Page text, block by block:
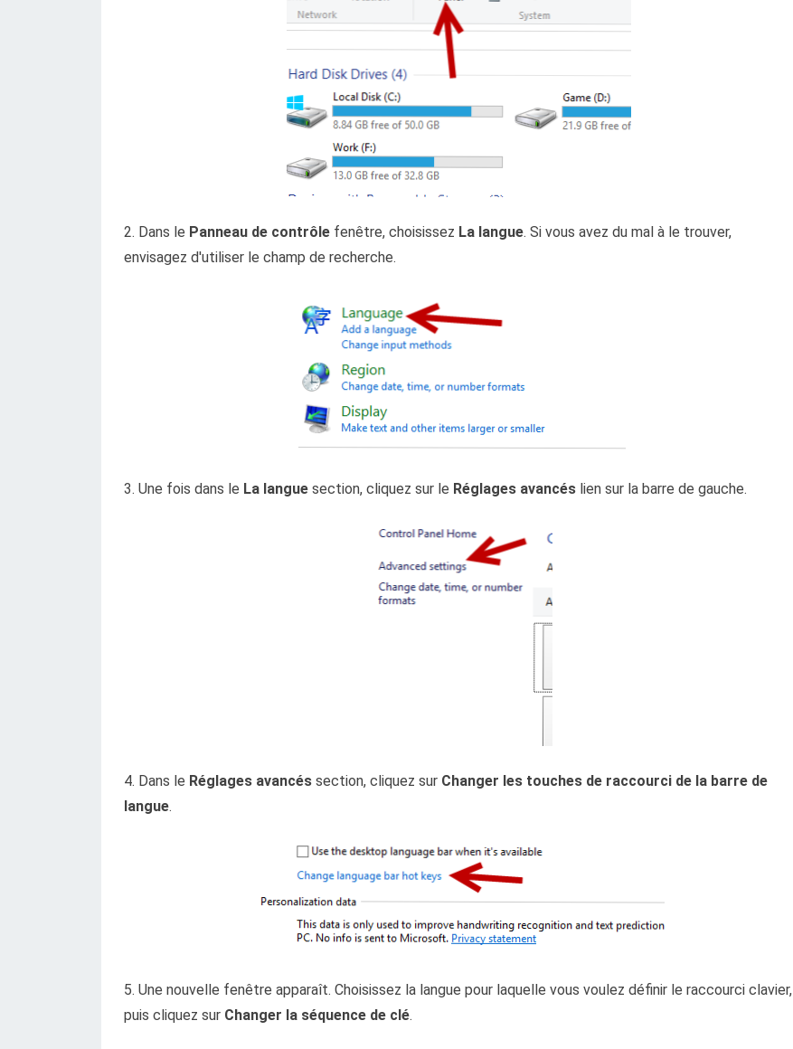
2. Dans le Panneau de contrôle fenêtre, choisissez La langue. Si vous avez du mal à le trouver,
envisagez d'utiliser le champ de recherche.
3. Une fois dans le La langue section, cliquez sur le Réglages avancés lien sur la barre de gauche.
4. Dans le Réglages avancés section, cliquez sur Changer les touches de raccourci de la barre de
langue.
5. Une nouvelle fenêtre apparaît. Choisissez la langue pour laquelle vous voulez définir le raccourci clavier,
puis cliquez sur Changer la séquence de clé.